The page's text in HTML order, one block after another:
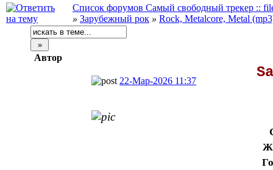
Список форумов Самый свободный трекер ::
» Зарубежный рок » Rock, Metalcore, Metal
Автор
22-Мар-2026 11:37